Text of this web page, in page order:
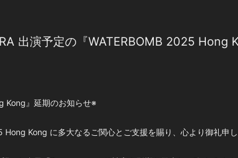
出演予定の『WATERBOMB 2025 Hong
Kong』延期のお知らせ※
Hong Kong に多大なるご関心とご支援を賜り、心より御礼申し